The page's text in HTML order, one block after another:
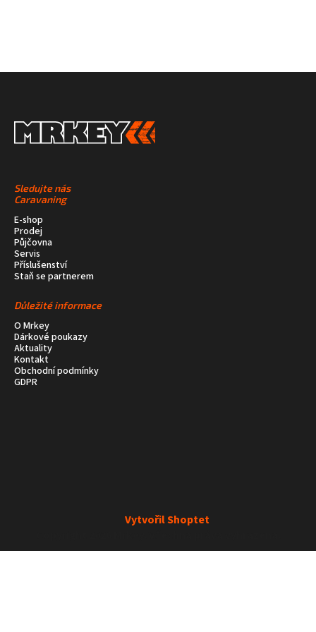
Sledujte nás
Caravaning
E-shop
Prodej
Půjčovna
Servis
Příslušenství
Staň se partnerem
Důležité informace
O Mrkey
Dárkové poukazy
Aktuality
Kontakt
Obchodní podmínky
GDPR
Vytvořil Shoptet